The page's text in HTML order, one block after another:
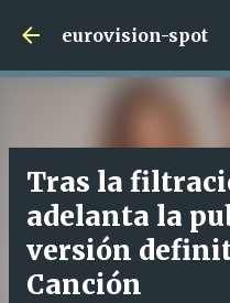
Ir al
eurovision-spot
Tras la
adelanta la
versión
Canción